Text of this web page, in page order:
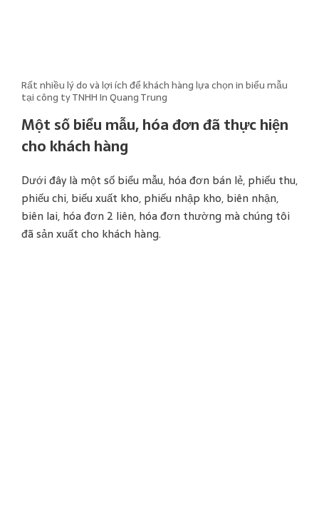
Rất nhiều lý do và lợi ích để khách hàng lựa chọn in biểu mẫu
tại công ty TNHH In Quang Trung
Một số biểu mẫu, hóa đơn đã thực hiện
cho khách hàng
Dưới đây là một số biểu mẫu, hóa đơn bán lẻ, phiếu thu,
phiếu chi, biếu xuất kho, phiếu nhập kho, biên nhận,
biên lai, hóa đơn 2 liên, hóa đơn thường mà chúng tôi
đã sản xuất cho khách hàng.